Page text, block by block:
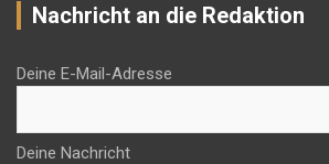
Nachricht an die Redaktion
Deine E-Mail-Adresse
Deine Nachricht